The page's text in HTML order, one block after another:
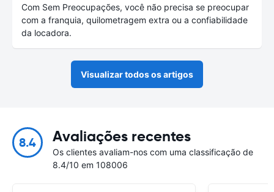
Com Sem Preocupações, você não precisa se preocupar
com a franquia, quilometragem extra ou a confiabilidade
da locadora.
Visualizar todos os artigos
8.4 Avaliações recentes
Os clientes avaliam-nos com uma classificação de
8.4/10 em 108006